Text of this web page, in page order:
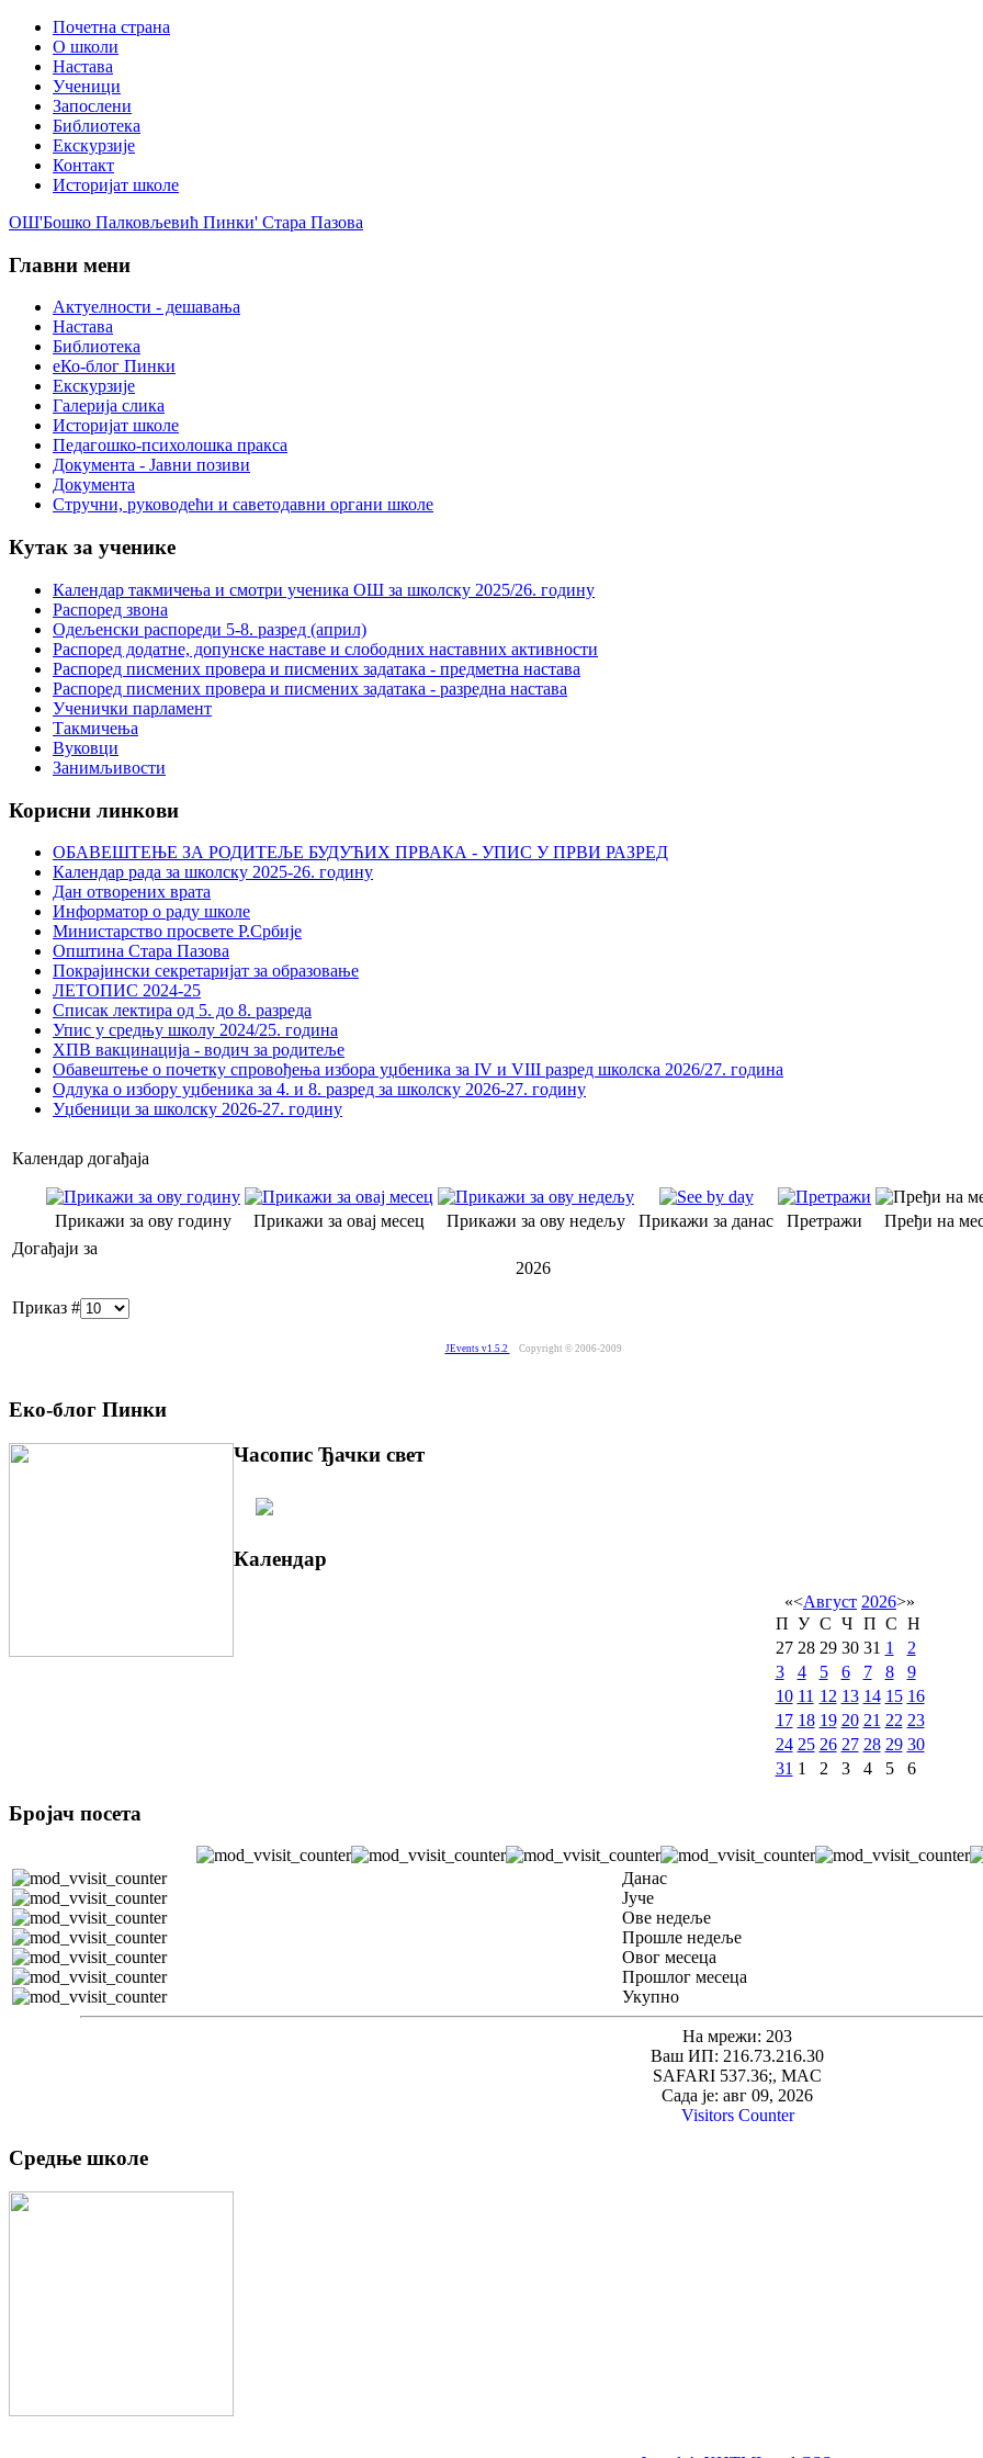
Почетна страна
О школи
Настава
Ученици
Запослени
Библиотека
Екскурзије
Контакт
Историјат школе
ОШ'Бошко Палковљевић Пинки' Стара Пазова
Главни мени
Актуелности - дешавања
Настава
Библиотека
еКо-блог Пинки
Екскурзије
Галерија слика
Историјат школе
Педагошко-психолошка пракса
Документа - Јавни позиви
Документа
Стручни, руководећи и саветодавни органи школе
Кутак за ученике
Календар такмичења и смотри ученика ОШ за школску 2025/26. годину
Распоред звона
Одељенски распореди 5-8. разред (април)
Распоред додатне, допунске наставе и слободних наставних активности
Распоред писмених провера и писмених задатака - предметна настава
Распоред писмених провера и писмених задатака - разредна настава
Ученички парламент
Такмичења
Вуковци
Занимљивости
Корисни линкови
ОБАВЕШТЕЊЕ ЗА РОДИТЕЉЕ БУДУЋИХ ПРВАКА - УПИС У ПРВИ РАЗРЕД
Календар рада за школску 2025-26. годину
Дан отворених врата
Информатор о раду школе
Министарство просвете Р.Србије
Општина Стара Пазова
Покрајински секретаријат за образовање
ЛЕТОПИС 2024-25
Списак лектира од 5. до 8. разреда
Упис у средњу школу 2024/25. година
ХПВ вакцинација - водич за родитеље
Обавештење о почетку спровођења избора уџбеника за IV и VIII разред школска 2026/27. година
Одлука о избору уџбеника за 4. и 8. разред за школску 2026-27. годину
Уџбеници за школску 2026-27. годину
Календар догађаја
Прикажи за ову годину Прикажи за овај месец Прикажи за ову недељу Прикажи за данас Претражи
Пређи на
Догађаји за
2026
Приказ #
JEvents v1.5.2 Copyright © 2006-2009
Еко-блог Пинки
Часопис Ђачки свет
Календар
«<Август 2026>»
П У С Ч П С Н
27 28 29 30 31 1
2
3
4 5 6 7 8
9
10 11 12 13 14 15 16
17 18 19 20 21 22 23
24 25 26 27 28 29 30
31 1 2 3 4 5 6
Бројач посета
Данас
Јуче
Ове недеље
Прошле недеље
Овог месеца
Прошлог месеца
Укупно
На мрежи: 203
Ваш ИП: 216.73.216.30
SAFARI 537.36;, MAC
Сада је: авг 09, 2026
Visitors Counter
Средње школе